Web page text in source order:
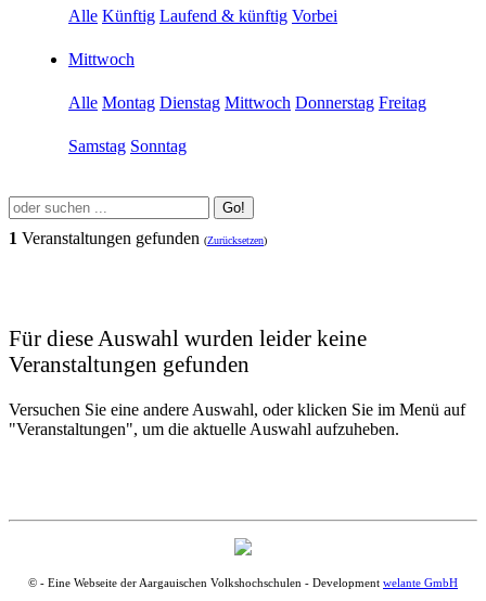
Alle Künftig Laufend & künftig Vorbei
Mittwoch
Alle Montag Dienstag Mittwoch Donnerstag Freitag
Samstag Sonntag
Go!
1 Veranstaltungen gefunden (Zurücksetzen)
Für diese Auswahl wurden leider keine
Veranstaltungen gefunden
Versuchen Sie eine andere Auswahl, oder klicken Sie im Menü auf
"Veranstaltungen", um die aktuelle Auswahl aufzuheben.
© - Eine Webseite der Aargauischen Volkshochschulen - Development welante GmbH